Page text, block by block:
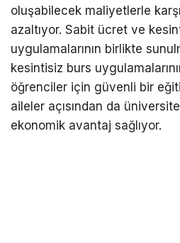
oluşabilecek maliyetlerle
azaltıyor. Sabit ücret ve
uygulamalarının birlikte
kesintisiz burs
öğrenciler için güvenli bir
aileler açısından da
ekonomik avantaj sağlıyor.